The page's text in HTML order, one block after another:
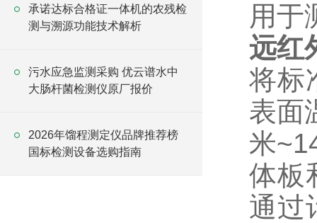
用于
远红
将标
表面
米
体板
通过
承诺达标合格证一体机的农残检
测与溯源功能技术解析
污水应急监测采购 优云谱水中
大肠杆菌检测仪原厂报价
2026年馏程测定仪品牌推荐榜
国标检测设备选购指南